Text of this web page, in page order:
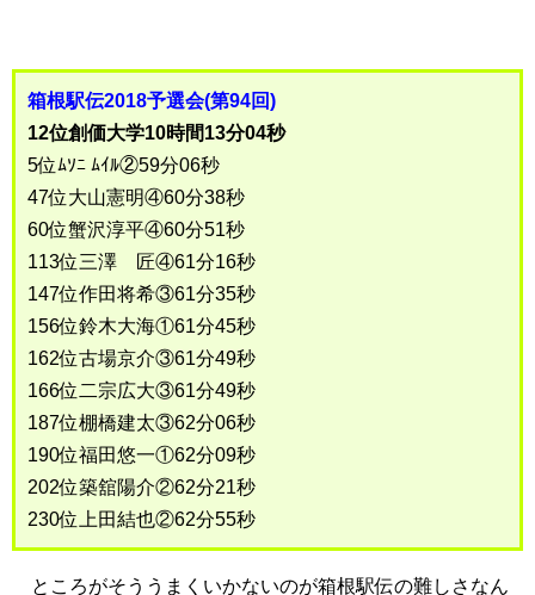
箱根駅伝2018予選会(第94回)
12位創価大学10時間13分04秒
5位ﾑｿﾆ ﾑｲﾙ②59分06秒
47位大山憲明④60分38秒
60位蟹沢淳平④60分51秒
113位三澤 匠④61分16秒
147位作田将希③61分35秒
156位鈴木大海①61分45秒
162位古場京介③61分49秒
166位二宗広大③61分49秒
187位棚橋建太③62分06秒
190位福田悠一①62分09秒
202位築舘陽介②62分21秒
230位上田結也②62分55秒
ところがそううまくいかないのが箱根駅伝の難しさなん